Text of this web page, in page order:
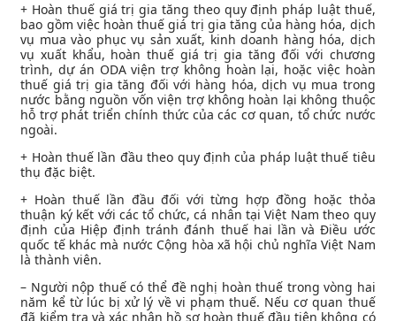
+ Hoàn thuế giá trị gia tăng theo quy định pháp luật thuế,
bao gồm việc hoàn thuế giá trị gia tăng của hàng hóa, dịch
vụ mua vào phục vụ sản xuất, kinh doanh hàng hóa, dịch
vụ xuất khẩu, hoàn thuế giá trị gia tăng đối với chương
trình, dự án ODA viện trợ không hoàn lại, hoặc việc hoàn
thuế giá trị gia tăng đối với hàng hóa, dịch vụ mua trong
nước bằng nguồn vốn viện trợ không hoàn lại không thuộc
hỗ trợ phát triển chính thức của các cơ quan, tổ chức nước
ngoài.
+ Hoàn thuế lần đầu theo quy định của pháp luật thuế tiêu
thụ đặc biệt.
+ Hoàn thuế lần đầu đối với từng hợp đồng hoặc thỏa
thuận ký kết với các tổ chức, cá nhân tại Việt Nam theo quy
định của Hiệp định tránh đánh thuế hai lần và Điều ước
quốc tế khác mà nước Cộng hòa xã hội chủ nghĩa Việt Nam
là thành viên.
– Người nộp thuế có thể đề nghị hoàn thuế trong vòng hai
năm kể từ lúc bị xử lý về vi phạm thuế. Nếu cơ quan thuế
đã kiểm tra và xác nhận hồ sơ hoàn thuế đầu tiên không có